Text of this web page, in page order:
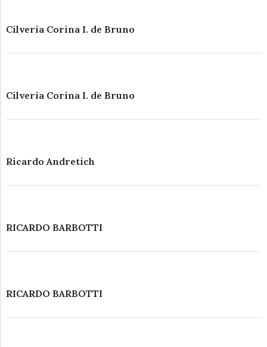
Cilveria Corina I. de Bruno
Cilveria Corina I. de Bruno
Ricardo Andretich
RICARDO BARBOTTI
RICARDO BARBOTTI